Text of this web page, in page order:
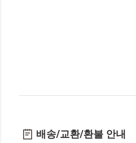
배송/교환/환불 안내